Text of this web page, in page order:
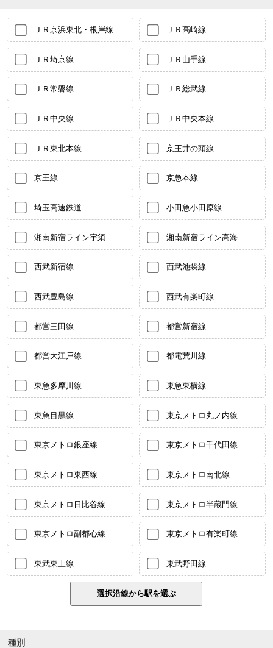
ＪＲ京浜東北・根岸線 ＪＲ高崎線
ＪＲ埼京線 ＪＲ山手線
ＪＲ常磐線 ＪＲ総武線
ＪＲ中央線 ＪＲ中央本線
ＪＲ東北本線 京王井の頭線
京王線 京急本線
埼玉高速鉄道 小田急小田原線
湘南新宿ライン宇須 湘南新宿ライン高海
西武新宿線 西武池袋線
西武豊島線 西武有楽町線
都営三田線 都営新宿線
都営大江戸線 都電荒川線
東急多摩川線 東急東横線
東急目黒線 東京メトロ丸ノ内線
東京メトロ銀座線 東京メトロ千代田線
東京メトロ東西線 東京メトロ南北線
東京メトロ日比谷線 東京メトロ半蔵門線
東京メトロ副都心線 東京メトロ有楽町線
東武東上線 東武野田線
種別